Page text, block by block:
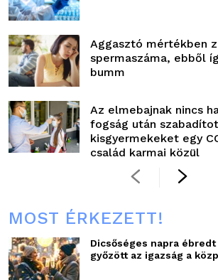
Aggasztó mértékben
spermaszáma, ebből
bumm
Az elmebajnak nincs
fogság után
kisgyermekeket egy
család karmai közül
MOST ÉRKEZETT!
Dicsőséges napra
győzött az igazság a